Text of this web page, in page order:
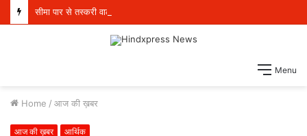
Menu
Home / आज की ख़बर
आज की ख़बर आर्थिक